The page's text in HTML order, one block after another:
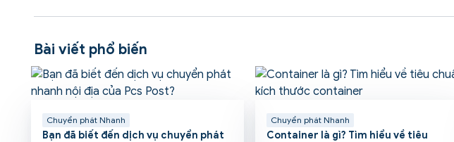
Bài viết phổ biến
Chuyển phát Nhanh
Bạn đã biết đến dịch vụ chuyển phát
Chuyển phát Nhanh
Container là gì? Tìm hiểu về tiêu